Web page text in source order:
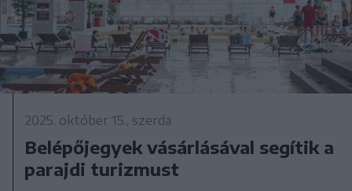
2025. október 15., szerda
Belépőjegyek vásárlásával segítik a
parajdi turizmust